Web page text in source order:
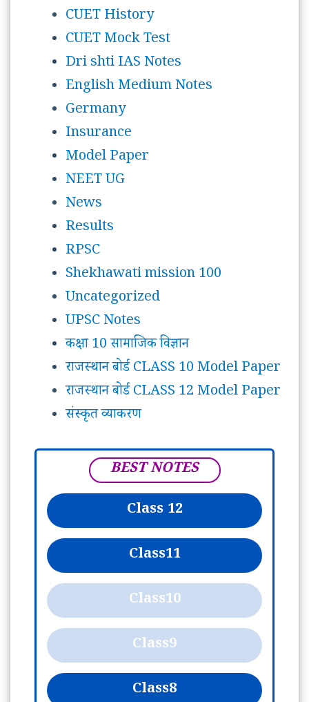
CUET History
CUET Mock Test
Dri shti IAS Notes
English Medium Notes
Germany
Insurance
Model Paper
NEET UG
News
Results
RPSC
Shekhawati mission 100
Uncategorized
UPSC Notes
कक्षा 10 सामाजिक विज्ञान
राजस्थान बोर्ड CLASS 10 Model Paper
राजस्थान बोर्ड CLASS 12 Model Paper
संस्कृत व्याकरण
BEST NOTES
Class 12
Class11
Class10
Class9
Class8